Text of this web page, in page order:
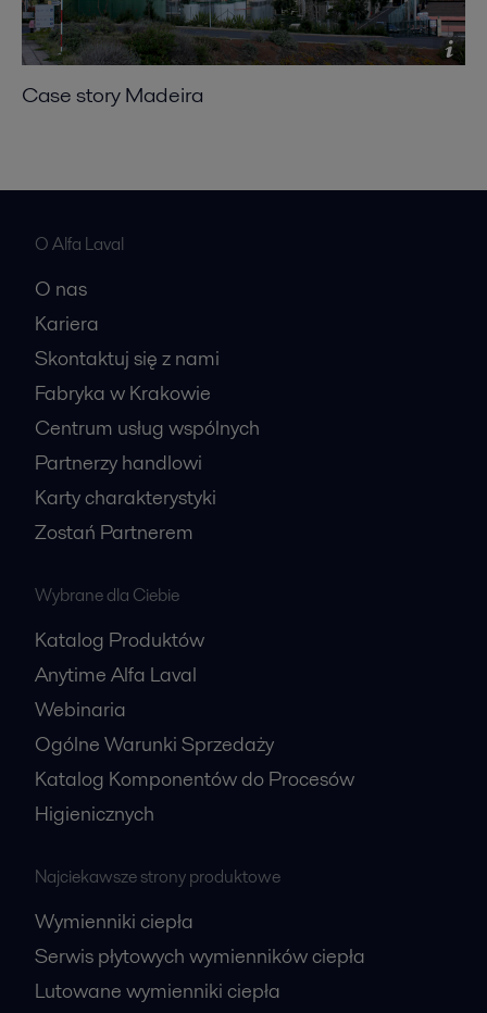
Case story Madeira
O Alfa Laval
O nas
Kariera
Skontaktuj się z nami
Fabryka w Krakowie
Centrum usług wspólnych
Partnerzy handlowi
Karty charakterystyki
Zostań Partnerem
Wybrane dla Ciebie
Katalog Produktów
Anytime Alfa Laval
Webinaria
Ogólne Warunki Sprzedaży
Katalog Komponentów do Procesów
Higienicznych
Najciekawsze strony produktowe
Wymienniki ciepła
Serwis płytowych wymienników ciepła
Lutowane wymienniki ciepła